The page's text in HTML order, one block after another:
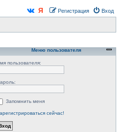
Вход
Регистрация
Меню пользователя
пользователя:
Запомнить меня
сейчас!